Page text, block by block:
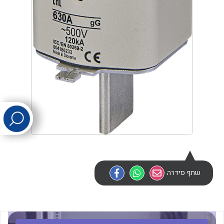
לכל מוצרי היצרן
שתף סידרה